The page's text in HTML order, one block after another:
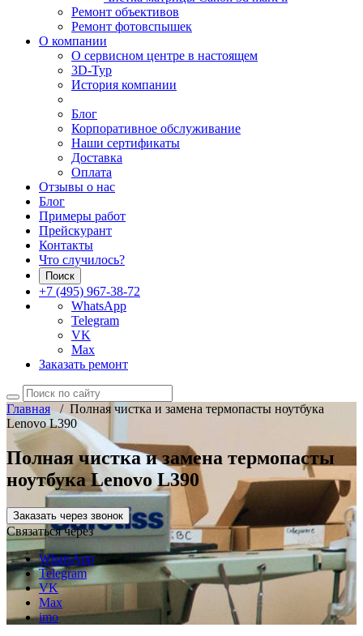
Ремонт объективов
Ремонт фотовспышек
О компании
О сервисном центре в настоящем
3D-Тур
История компании
Блог
Корпоративное обслуживание
Наши сертификаты
Доставка
Оплата
Отзывы о нас
Блог
Примеры работ
Прейскурант
Контакты
Что случилось?
Поиск
+7 (495) 967-38-72
WhatsApp
Telegram
VK
Max
Заказать ремонт
Главная/ Полная чистка и замена термопасты ноутбука
Lenovo L390
Полная чистка и замена термопасты
ноутбука Lenovo L390
Заказать через звонок
Связаться через
WhatsApp
Telegram
VK
Max
imo